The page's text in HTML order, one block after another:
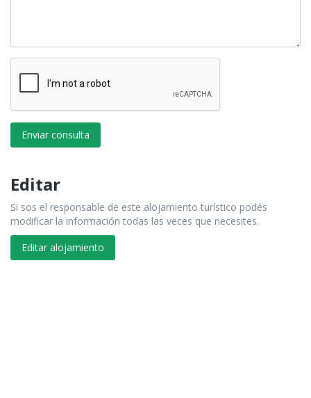
Enviar consulta
Editar
Si sos el responsable de este alojamiento turístico podés
modificar la información todas las veces que necesites.
Editar alojamiento